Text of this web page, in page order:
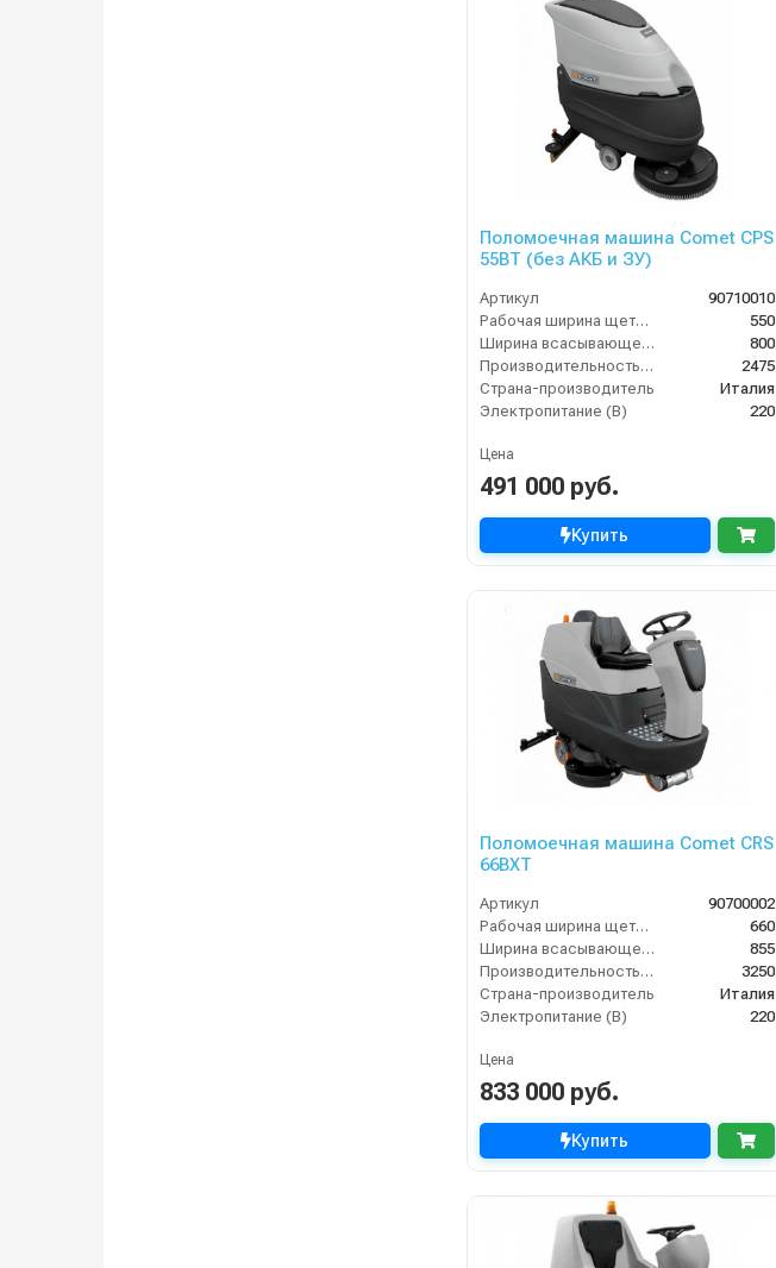
Поломоечная машина Comet CPS
55BT (без АКБ и ЗУ)
Артикул
90710010
Рабочая ширина щеток (мм)
550
Ширина всасывающей балки (мм)
800
Производительность по площади (м2/ч)
2475
Страна-производитель
Италия
Электропитание (В)
220
Цена
491 000 руб.
Купить
Поломоечная машина Comet CRS
66BXT
Артикул
90700002
Рабочая ширина щеток (мм)
660
Ширина всасывающей балки (мм)
855
Производительность по площади (м2/ч)
3250
Страна-производитель
Италия
Электропитание (В)
220
Цена
833 000 руб.
Купить